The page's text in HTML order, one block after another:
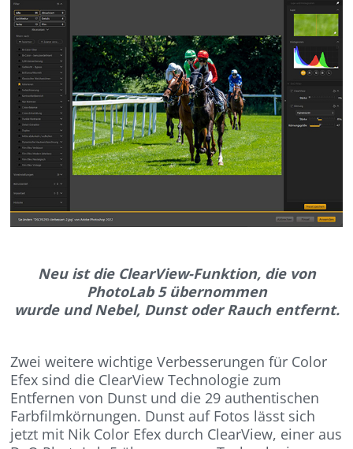
Neu ist die ClearView-Funktion, die von
PhotoLab 5 übernommen
wurde und Nebel, Dunst oder Rauch entfernt.
Zwei weitere wichtige Verbesserungen für Color
Efex sind die ClearView Technologie zum
Entfernen von Dunst und die 29 authentischen
Farbfilmkörnungen. Dunst auf Fotos lässt sich
jetzt mit Nik Color Efex durch ClearView, einer aus